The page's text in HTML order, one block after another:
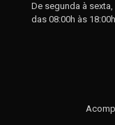
De segunda à sexta,
das 08:00h às 18:00h